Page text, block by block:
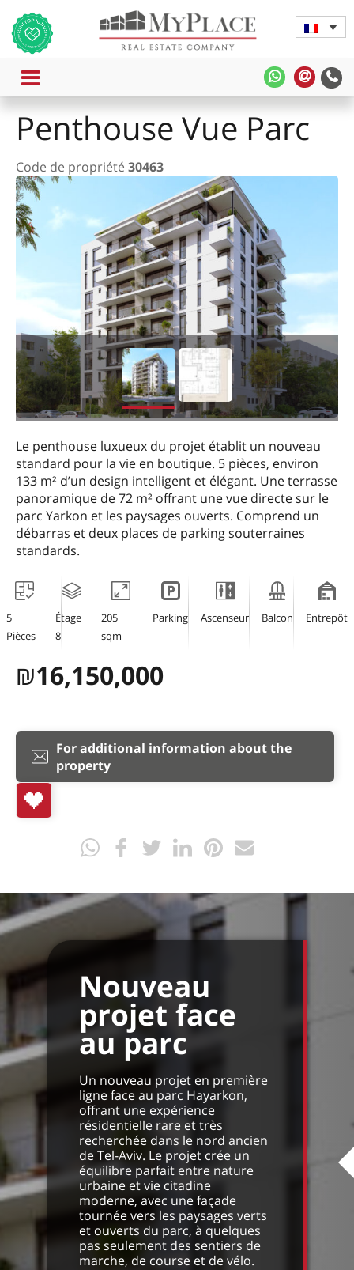
MyPlace
-
-
MENU
Penthouse Vue Parc
Code de propriété 30463
Le penthouse luxueux du projet établit un nouveau
standard pour la vie en boutique. 5 pièces, environ
133 m² d’un design intelligent et élégant. Une terrasse
panoramique de 72 m² offrant une vue directe sur le
parc Yarkon et les paysages ouverts. Comprend un
débarras et deux places de parking souterraines
standards.
5
Pièces
Étage
8
205
sqm
Parking Ascenseur Balcon Entrepôt
16,150,000
₪
For additional information about the
property
Nouveau
projet face
au parc
Un nouveau projet en première
ligne face au parc Hayarkon,
offrant une expérience
résidentielle rare et très
recherchée dans le nord ancien
de Tel-Aviv. Le projet crée un
équilibre parfait entre nature
urbaine et vie citadine
moderne, avec une façade
tournée vers les paysages verts
et ouverts du parc, à quelques
pas seulement des sentiers de
marche, de course et de vélo.